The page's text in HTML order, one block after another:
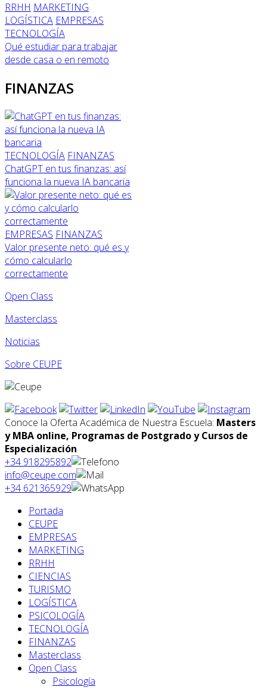
RRHH MARKETING
LOGÍSTICA EMPRESAS
TECNOLOGÍA
Qué estudiar para trabajar
desde casa o en remoto
FINANZAS
TECNOLOGÍA FINANZAS
ChatGPT en tus finanzas: así
funciona la nueva IA bancaria
EMPRESAS FINANZAS
Valor presente neto: qué es y
cómo calcularlo
correctamente
Open Class
Masterclass
Noticias
Sobre CEUPE
Conoce la Oferta Académica de Nuestra Escuela: Masters
y MBA online, Programas de Postgrado y Cursos de
Especialización
+34 918295892
info@ceupe.com
+34 621365929
Portada
CEUPE
EMPRESAS
MARKETING
RRHH
CIENCIAS
TURISMO
LOGÍSTICA
PSICOLOGÍA
TECNOLOGÍA
FINANZAS
Masterclass
Open Class
Psicología